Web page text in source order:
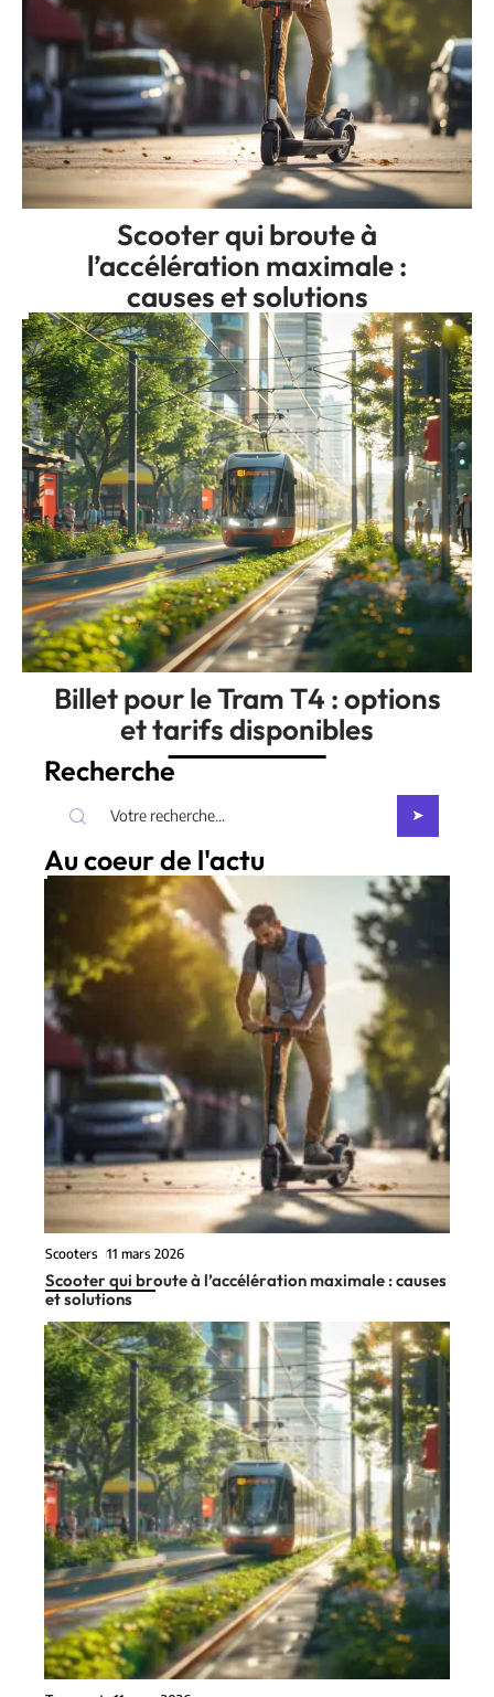
Scooter qui broute à
l’accélération maximale :
causes et solutions
Billet pour le Tram T4 : options
et tarifs disponibles
Recherche
Au coeur de l'actu
Scooters 11 mars 2026
Scooter qui broute à l’accélération maximale : causes
et solutions